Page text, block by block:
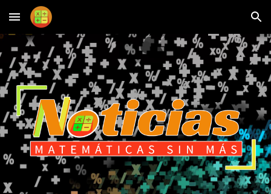
Skip to main content Skip to navigation